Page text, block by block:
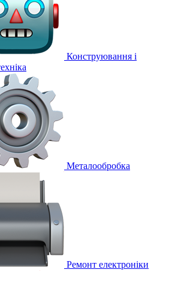
Конструювання і
Металообробка
Ремонт електроніки